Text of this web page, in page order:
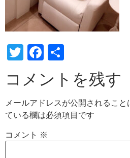
TwitterFacebook
有
コメントを残す
メールアドレスが公開されること
ている欄は必須項目です
コメント ※